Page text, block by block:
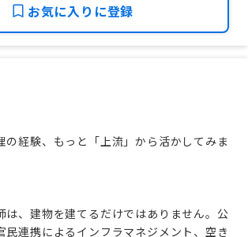
お気に入りに登録
の経験、もっと「上流」から活かしてみま
は、建物を建てるだけではありません。公
民連携によるインフラマネジメント、空き